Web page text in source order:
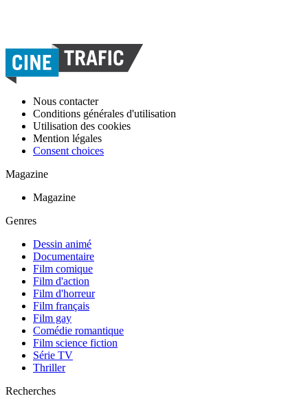
Nous contacter
Conditions générales d'utilisation
Utilisation des cookies
Mention légales
Consent choices
Magazine
Magazine
Genres
Dessin animé
Documentaire
Film comique
Film d'action
Film d'horreur
Film français
Film gay
Comédie romantique
Film science fiction
Série TV
Thriller
Recherches